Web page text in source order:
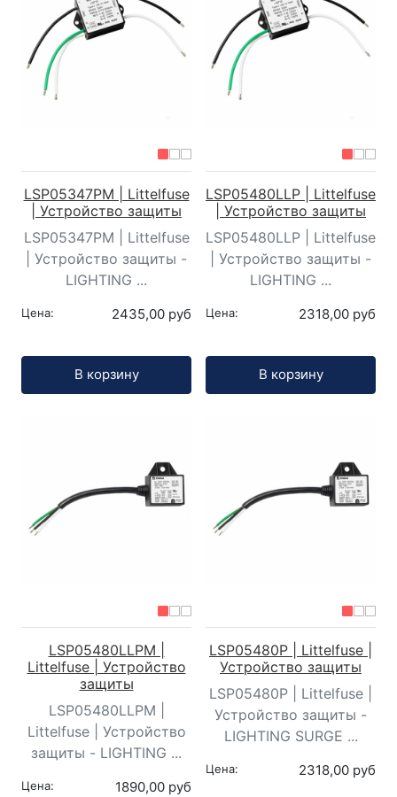
LSP05347PM | Littelfuse
| Устройство защиты
LSP05347PM | Littelfuse
| Устройство защиты -
LIGHTING ...
Цена: 2435,00 руб
В корзину
LSP05480LLP | Littelfuse
| Устройство защиты
LSP05480LLP | Littelfuse
| Устройство защиты -
LIGHTING ...
Цена: 2318,00 руб
В корзину
LSP05480LLPM |
Littelfuse | Устройство
защиты
LSP05480LLPM |
Littelfuse | Устройство
защиты - LIGHTING ...
Цена: 1890,00 руб
LSP05480P | Littelfuse |
Устройство защиты
LSP05480P | Littelfuse |
Устройство защиты -
LIGHTING SURGE ...
Цена: 2318,00 руб